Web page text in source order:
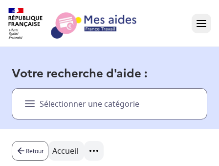
Présentation vidéo
Besoin d'aide ?
Votre recherche d'aide :
Sélectionner une catégorie
Retour Accueil